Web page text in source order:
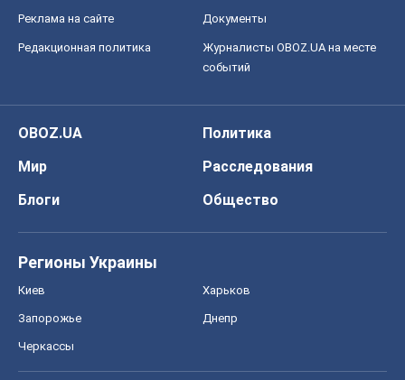
Реклама на сайте Документы
Редакционная политика
Журналисты OBOZ.UA на месте
событий
OBOZ.UA
Политика
Мир
Расследования
Блоги
Общество
Регионы Украины
Киев Харьков
Запорожье Днепр
Черкассы